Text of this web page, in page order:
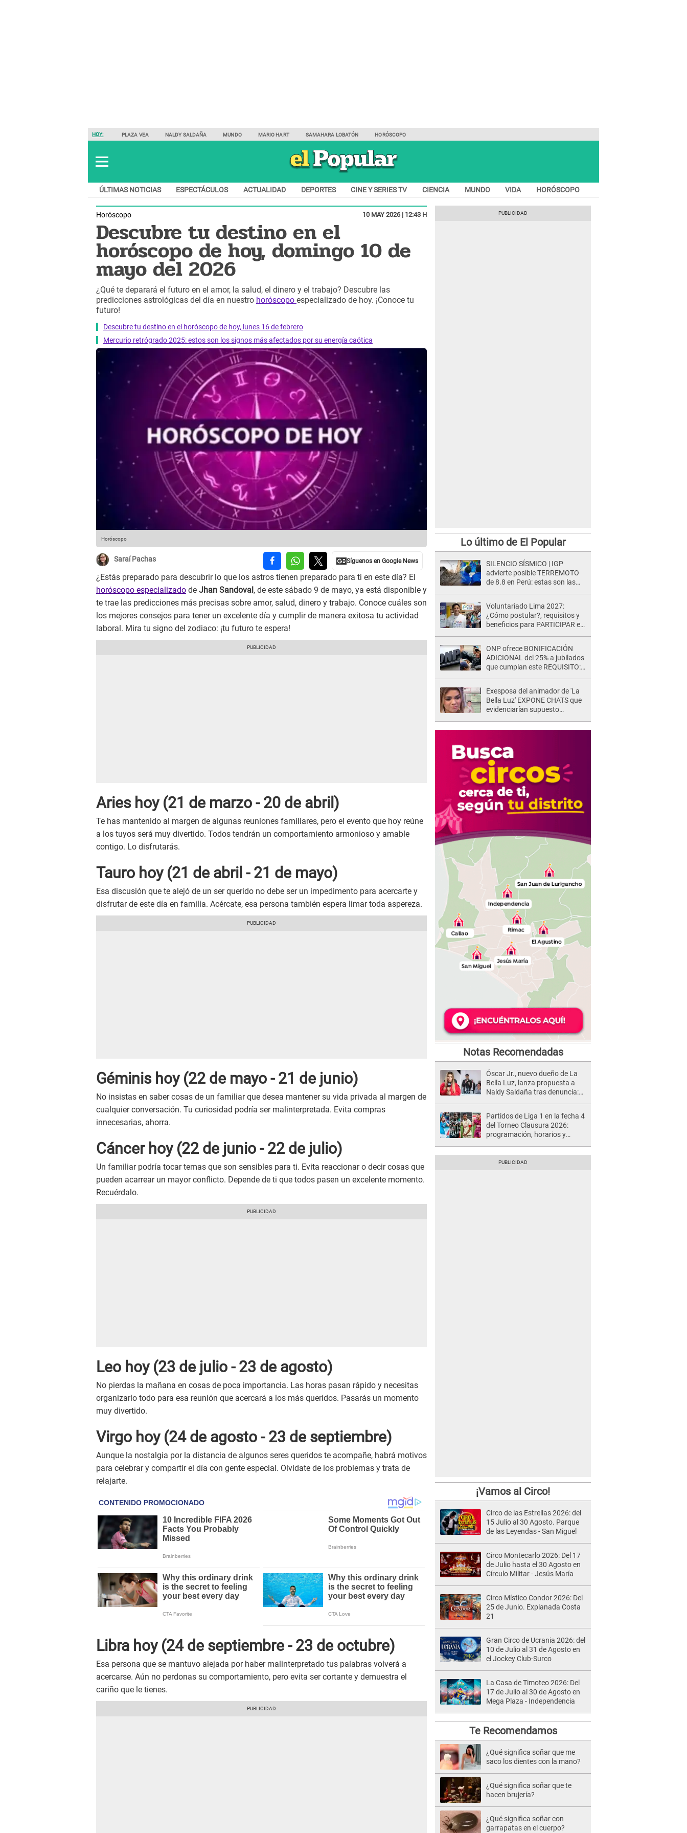
HOY: PLAZA VEA NALDY SALDAÑA MUNDO MARIO HART SAMAHARA LOBATÓN HORÓSCOPO
ÚLTIMAS NOTICIAS ESPECTÁCULOS ACTUALIDAD DEPORTES CINE Y SERIES TV CIENCIA MUNDO VIDA HORÓSCOPO
Horóscopo 10 MAY 2026 | 12:43 H
Descubre tu destino en el
horóscopo de hoy, domingo 10 de
mayo del 2026
¿Qué te deparará el futuro en el amor, la salud, el dinero y el trabajo? Descubre las
predicciones astrológicas del día en nuestro horóscopo especializado de hoy. ¡Conoce tu
futuro!
Descubre tu destino en el horóscopo de hoy, lunes 16 de febrero
Mercurio retrógrado 2025: estos son los signos más afectados por su energía caótica
Horóscopo
Saraí Pachas
¿Estás preparado para descubrir lo que los astros tienen preparado para ti en este día? El
horóscopo especializado de Jhan Sandoval , de este sábado 9 de mayo, ya está disponible y
te trae las predicciones más precisas sobre amor, salud, dinero y trabajo. Conoce cuáles son
los mejores consejos para tener un excelente día y cumplir de manera exitosa tu actividad
laboral. Mira tu signo del zodiaco: ¡tu futuro te espera!
Aries hoy (21 de marzo - 20 de abril)
Te has mantenido al margen de algunas reuniones familiares, pero el evento que hoy reúne
a los tuyos será muy divertido. Todos tendrán un comportamiento armonioso y amable
contigo. Lo disfrutarás.
Tauro hoy (21 de abril - 21 de mayo)
Esa discusión que te alejó de un ser querido no debe ser un impedimento para acercarte y
disfrutar de este día en familia. Acércate, esa persona también espera limar toda aspereza.
Géminis hoy (22 de mayo - 21 de junio)
No insistas en saber cosas de un familiar que desea mantener su vida privada al margen de
cualquier conversación. Tu curiosidad podría ser malinterpretada. Evita compras
innecesarias, ahorra.
Cáncer hoy (22 de junio - 22 de julio)
Un familiar podría tocar temas que son sensibles para ti. Evita reaccionar o decir cosas que
pueden acarrear un mayor conflicto. Depende de ti que todos pasen un excelente momento.
Recuérdalo.
Leo hoy (23 de julio - 23 de agosto)
No pierdas la mañana en cosas de poca importancia. Las horas pasan rápido y necesitas
organizarlo todo para esa reunión que acercará a los más queridos. Pasarás un momento
muy divertido.
Virgo hoy (24 de agosto - 23 de septiembre)
Aunque la nostalgia por la distancia de algunos seres queridos te acompañe, habrá motivos
para celebrar y compartir el día con gente especial. Olvídate de los problemas y trata de
relajarte.
Libra hoy (24 de septiembre - 23 de octubre)
Esa persona que se mantuvo alejada por haber malinterpretado tus palabras volverá a
acercarse. Aún no perdonas su comportamiento, pero evita ser cortante y demuestra el
cariño que le tienes.
Lo último de El Popular
SILENCIO SÍSMICO | IGP
advierte posible TERREMOTO
de 8.8 en Perú: estas son las
Voluntariado Lima 2027:
¿Cómo postular?, requisitos y
beneficios para PARTICIPAR en
ONP ofrece BONIFICACIÓN
ADICIONAL del 25% a jubilados
que cumplan este REQUISITO:
Exesposa del animador de 'La
Bella Luz' EXPONE CHATS que
evidenciarían supuesto
Notas Recomendadas
Óscar Jr., nuevo dueño de La
Bella Luz, lanza propuesta a
Naldy Saldaña tras denuncia:
Partidos de Liga 1 en la fecha 4
del Torneo Clausura 2026:
programación, horarios y
¡Vamos al Circo!
Circo de las Estrellas 2026: del
15 Julio al 30 Agosto. Parque
de las Leyendas - San Miguel
Circo Montecarlo 2026: Del 17
de Julio hasta el 30 Agosto en
Círculo Militar - Jesús María
Circo Místico Condor 2026: Del
25 de Junio. Explanada Costa
21
Gran Circo de Ucrania 2026: del
10 de Julio al 31 de Agosto en
el Jockey Club-Surco
La Casa de Timoteo 2026: Del
17 de Julio al 30 de Agosto en
Mega Plaza - Independencia
Te Recomendamos
¿Qué significa soñar que me
saco los dientes con la mano?
¿Qué significa soñar que te
hacen brujería?
¿Qué significa soñar con
garrapatas en el cuerpo?